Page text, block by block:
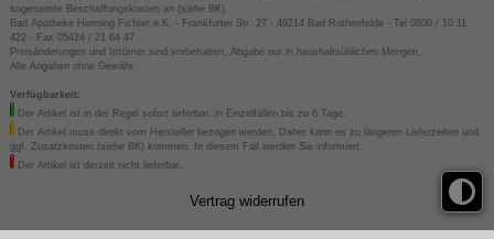
sogenannte Beschaffungskosten an (siehe BK).
Bad Apotheke Henning Fichter e.K. - Frankfurter Str. 27 - 49214 Bad Rothenfelde - Tel 0800 / 10 11
422 - Fax 05424 / 21 64 47
Preisänderungen und Irrtümer sind vorbehalten. Abgabe nur in haushaltsüblichen Mengen.
Alle Angaben ohne Gewähr.
Verfügbarkeit:
Der Artikel ist in der Regel sofort lieferbar, in Einzelfällen bis zu 6 Tage.
Der Artikel muss direkt vom Hersteller bezogen werden. Daher kann es zu längeren Lieferzeiten und
ggf. Zusatzkosten (siehe BK) kommen. In diesem Fall werden Sie informiert.
Der Artikel ist derzeit nicht lieferbar.
Vertrag widerrufen